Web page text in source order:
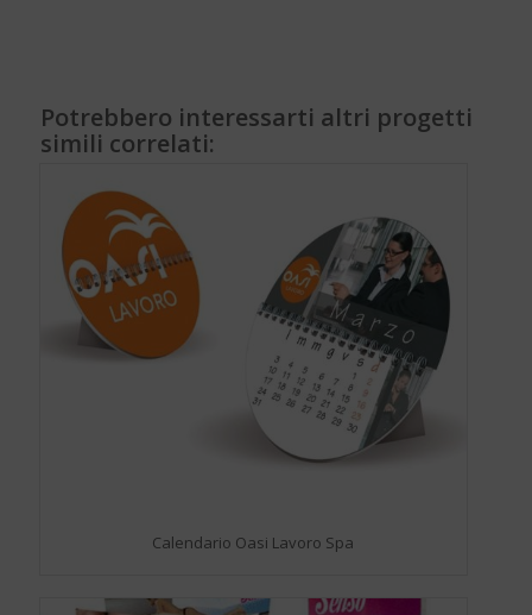
Potrebbero interessarti altri progetti
simili correlati:
Calendario Oasi Lavoro Spa